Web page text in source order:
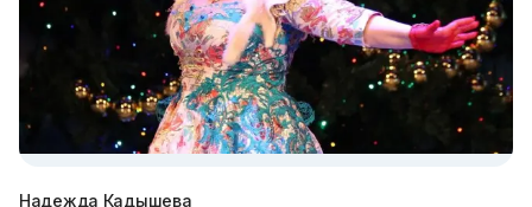
Надежда Кадышева